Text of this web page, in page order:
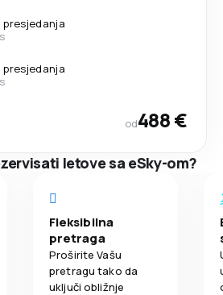
presjedanja
presjedanja
od488 €
letove sa eSky-om?
Fleksibilna
pretraga
Proširite Vašu
pretragu tako da
uključi obližnje